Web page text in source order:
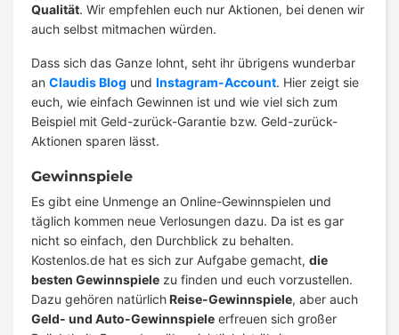
Qualität. Wir empfehlen euch nur Aktionen, bei denen wir
auch selbst mitmachen würden.
Dass sich das Ganze lohnt, seht ihr übrigens wunderbar
an Claudis Blog und Instagram-Account. Hier zeigt sie
euch, wie einfach Gewinnen ist und wie viel sich zum
Beispiel mit Geld-zurück-Garantie bzw. Geld-zurück-
Aktionen sparen lässt.
Gewinnspiele
Es gibt eine Unmenge an Online-Gewinnspielen und
täglich kommen neue Verlosungen dazu. Da ist es gar
nicht so einfach, den Durchblick zu behalten.
Kostenlos.de hat es sich zur Aufgabe gemacht, die
besten Gewinnspiele zu finden und euch vorzustellen.
Dazu gehören natürlichReise-Gewinnspiele, aber auch
Geld- und Auto-Gewinnspiele erfreuen sich großer